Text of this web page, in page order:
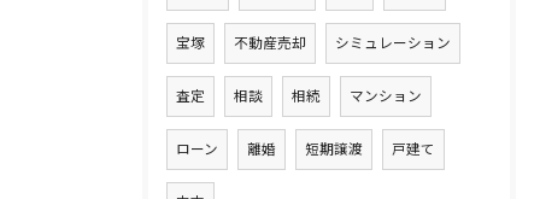
宝塚 不動産売却 シミュレーション
査定 相談 相続 マンション
ローン 離婚 短期譲渡 戸建て